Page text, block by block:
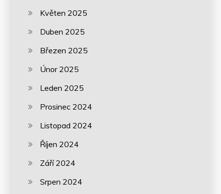
Květen 2025
Duben 2025
Březen 2025
Únor 2025
Leden 2025
Prosinec 2024
Listopad 2024
Říjen 2024
Září 2024
Srpen 2024